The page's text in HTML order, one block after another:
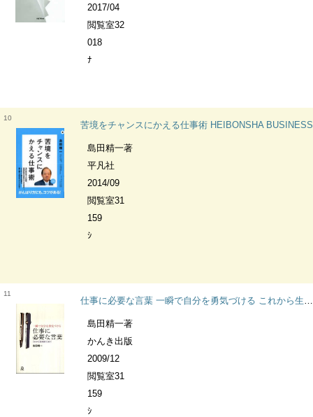
2017/04
閲覧室32
018
ﾅ
10
苦境をチャンスにかえる仕事術 HEIBONSHA BUSINESS
島田精一著
平凡社
2014/09
閲覧室31
159
ｼ
11
仕事に必要な言葉 一瞬で自分を勇気づける これから生き抜くために
島田精一著
かんき出版
2009/12
閲覧室31
159
ｼ